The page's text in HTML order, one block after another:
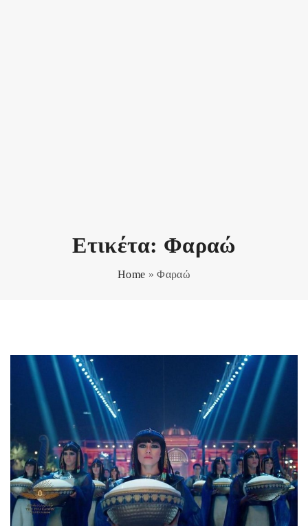
Ετικέτα: Φαραώ
Home »Φαραώ